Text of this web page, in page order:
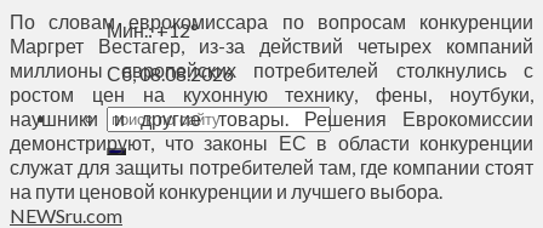
Мин.:+12°
Сб, 08.08.2026
По словам еврокомиссара по вопросам конкуренции
Маргрет Вестагер, из-за действий четырех компаний
миллионы европейских потребителей столкнулись с
ростом цен на кухонную технику, фены, ноутбуки,
наушники и другие товары. Решения Еврокомиссии
демонстрируют, что законы ЕС в области конкуренции
служат для защиты потребителей там, где компании стоят
на пути ценовой конкуренции и лучшего выбора.
NEWSru.com